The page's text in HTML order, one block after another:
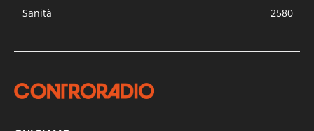
Sanità
2580